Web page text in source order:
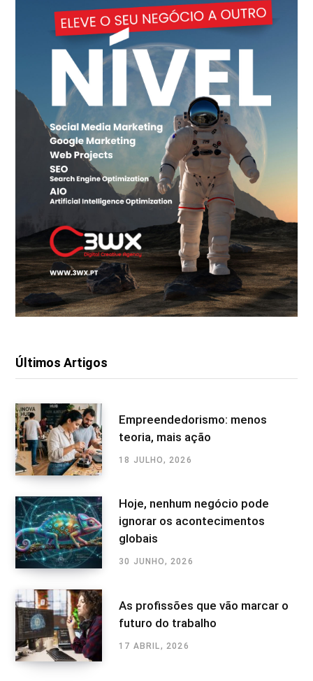
Últimos Artigos
Empreendedorismo: menos
teoria, mais ação
18 JULHO, 2026
Hoje, nenhum negócio pode
ignorar os acontecimentos
globais
30 JUNHO, 2026
As profissões que vão marcar o
futuro do trabalho
17 ABRIL, 2026